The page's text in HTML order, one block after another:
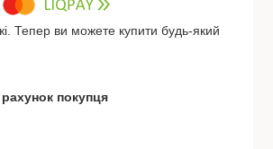
Тепер ви можете купити будь-який
рахунок покупця